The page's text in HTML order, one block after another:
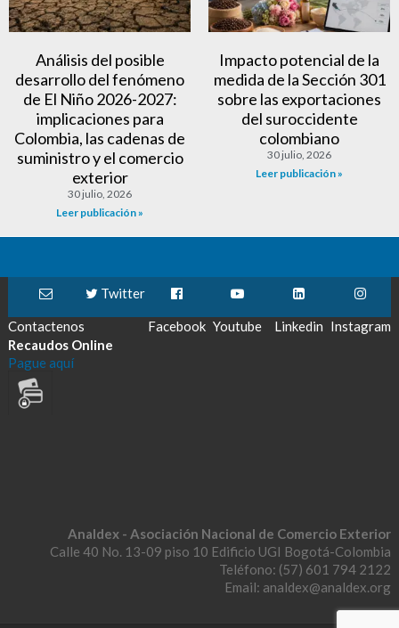
Análisis del posible
desarrollo del fenómeno
de El Niño 2026-2027:
implicaciones para
Colombia, las cadenas de
suministro y el comercio
exterior
30 julio, 2026
Leer publicación »
Impacto potencial de la
medida de la Sección 301
sobre las exportaciones
del suroccidente
colombiano
30 julio, 2026
Leer publicación »
Contactenos
Twitter
Facebook Youtube Linkedin Instagram
Recaudos Online
Pague aquí
Analdex - Asociación Nacional de Comercio Exterior
Calle 40 No. 13-09 piso 10 Edificio UGI Bogotá-Colombia
Teléfono: (57) 601 794 2122
Email: analdex@analdex.org